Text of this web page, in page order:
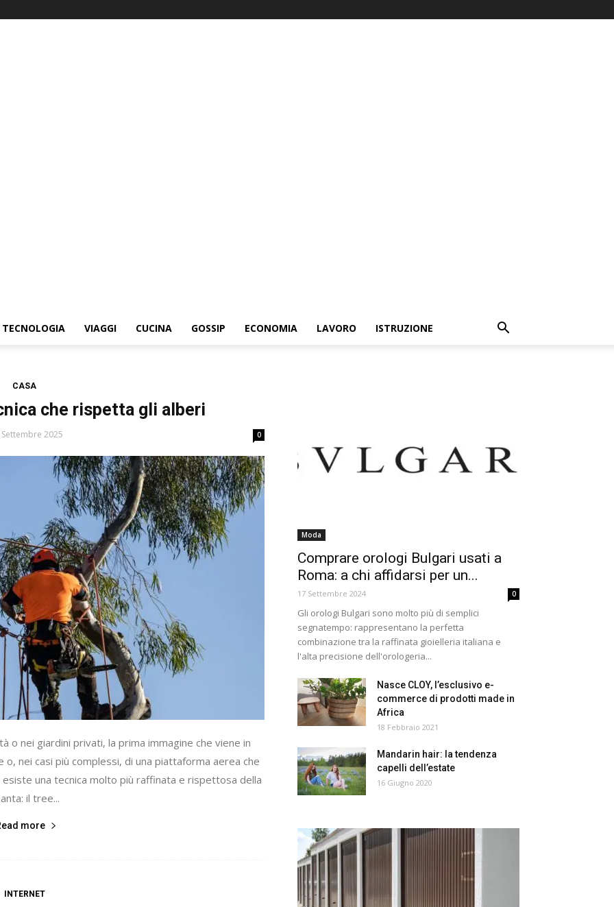
TECNOLOGIA VIAGGI CUCINA GOSSIP ECONOMIA LAVORO ISTRUZIONE
CASA
che rispetta gli alberi
2025 0
o nei giardini privati, la prima immagine che viene in
nei casi più complessi, di una piattaforma aerea che
una tecnica molto più raffinata e rispettosa della
il tree...
more
INTERNET
Moda
Comprare orologi Bulgari usati a
Roma: a chi affidarsi per un...
17 Settembre 2024 0
Gli orologi Bulgari sono molto più di semplici
segnatempo: rappresentano la perfetta
combinazione tra la raffinata gioielleria italiana e
l'alta precisione dell'orologeria...
Nasce CLOY, l’esclusivo e-
commerce di prodotti made in
Africa
18 Febbraio 2021
Mandarin hair: la tendenza
capelli dell’estate
16 Giugno 2020